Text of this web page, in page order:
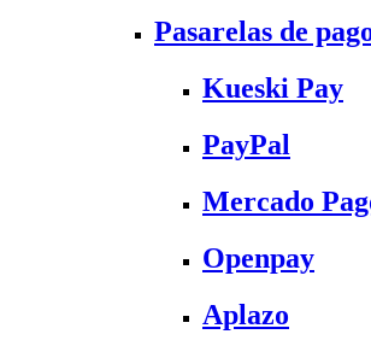
Pasarelas de
Kueski Pay
PayPal
Mercado
Openpay
Aplazo